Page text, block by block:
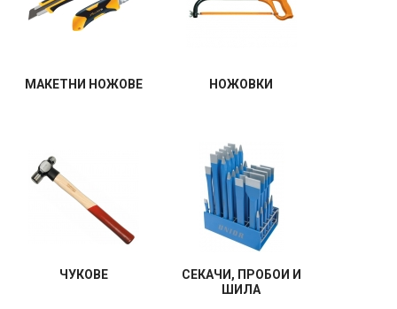
МАКЕТНИ НОЖОВЕ НОЖОВКИ
ЧУКОВЕ
СЕКАЧИ, ПРОБОИ И
ШИЛА